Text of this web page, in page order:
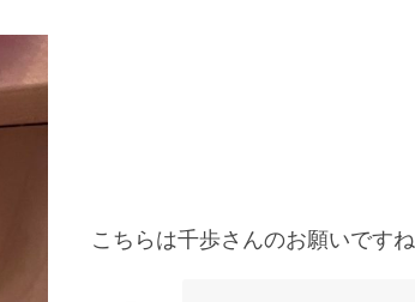
こちらは千歩さんのお願いですね